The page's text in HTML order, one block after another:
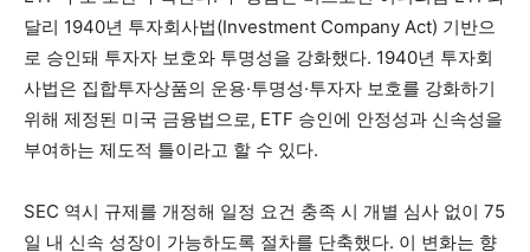
달리 1940년 투자회사법(Investment Company Act) 기반으
로 승인돼 투자자 보호와 투명성을 강화했다. 1940년 투자회
사법은 집합투자상품의 운용·투명성·투자자 보호를 강화하기
위해 제정된 미국 금융법으로, ETF 승인에 안정성과 신속성을
부여하는 제도적 틀이라고 할 수 있다.
SEC 역시 규제를 개정해 일정 요건 충족 시 개별 심사 없이 75
일 내 신속 성장이 가능하도록 절차를 단축했다. 이 변화는 향